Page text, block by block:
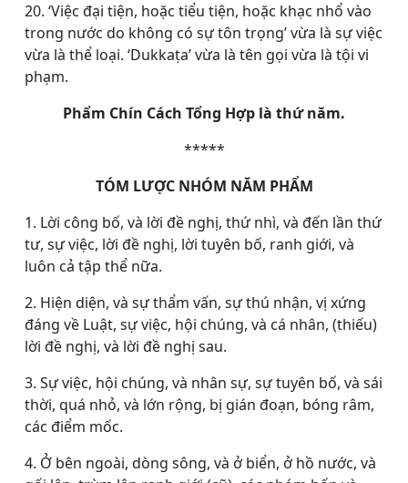
20. ‘Việc đại tiện, hoặc tiểu tiện, hoặc khạc nhổ vào
trong nước do không có sự tôn trọng’ vừa là sự việc
vừa là thể loại. ‘Dukkaṭa’ vừa là tên gọi vừa là tội vi
phạm.
Phẩm Chín Cách Tổng Hợp là thứ năm.
*****
TÓM LƯỢC NHÓM NĂM PHẨM
1. Lời công bố, và lời đề nghị, thứ nhì, và đến lần thứ
tư, sự việc, lời đề nghị, lời tuyên bố, ranh giới, và
luôn cả tập thể nữa.
2. Hiện diện, và sự thẩm vấn, sự thú nhận, vị xứng
đáng về Luật, sự việc, hội chúng, và cá nhân, (thiếu)
lời đề nghị, và lời đề nghị sau.
3. Sự việc, hội chúng, và nhân sự, sự tuyên bố, và sái
thời, quá nhỏ, và lớn rộng, bị gián đoạn, bóng râm,
các điểm mốc.
4. Ở bên ngoài, dòng sông, và ở biển, ở hồ nước, và